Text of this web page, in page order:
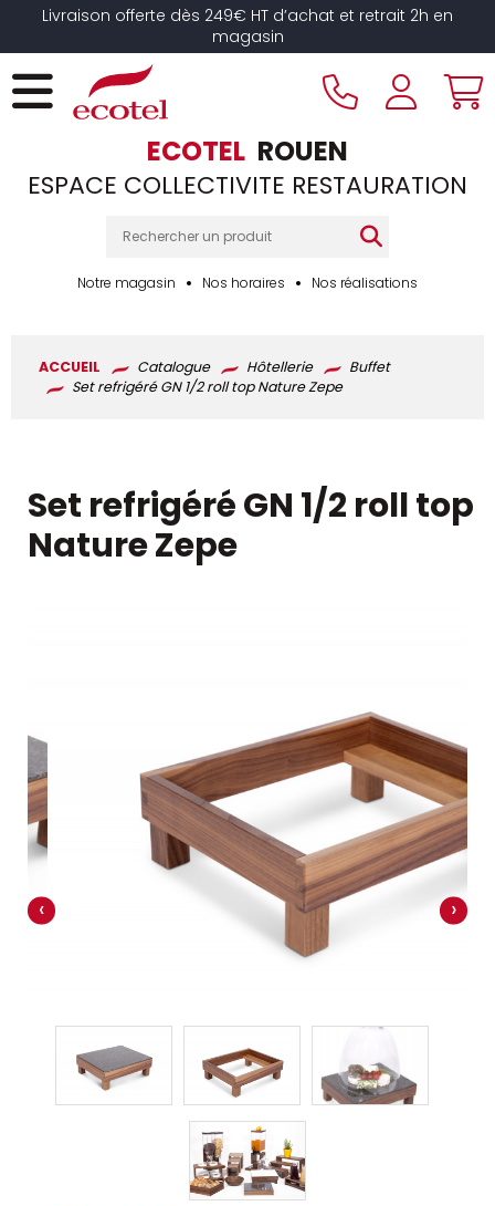
Livraison offerte dès 249€ HT d’achat et retrait 2h en
magasin
ECOTEL ROUEN
ESPACE COLLECTIVITE RESTAURATION
Notre magasin Nos horaires Nos réalisations
ACCUEIL Catalogue Hôtellerie
Buffet
Set refrigéré GN 1/2 roll top Nature Zepe
Set refrigéré GN 1/2 roll top
Nature Zepe
‹ ›
Panneau de gestion des cookies